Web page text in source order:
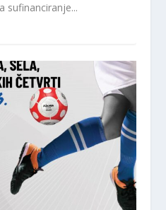
sufinanciranje...